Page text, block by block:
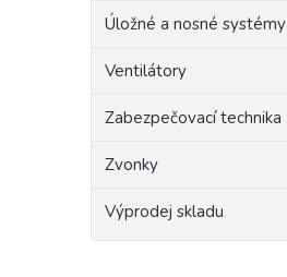
Úložné a nosné systémy
Ventilátory
Zabezpečovací technika
Zvonky
Výprodej skladu